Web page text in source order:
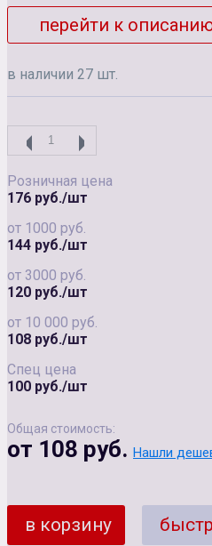
перейти к
в наличии 27 шт.
Розничная цена
176 руб./шт
от 1000 руб.
144 руб./шт
от 3000 руб.
120 руб./шт
от 10 000 руб.
108 руб./шт
Спец цена
100 руб./шт
Общая стоимость:
от 108 руб. Нашли
в корзину